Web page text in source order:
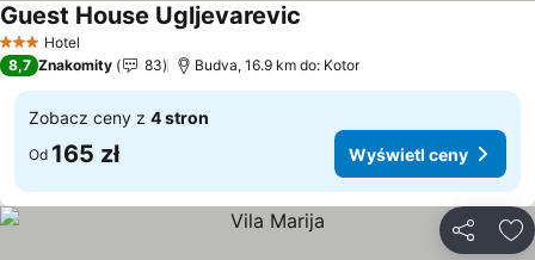
3 Kategoria
Hotel
Guest House Ugljevarevic
8,7 Znakomity 83 Budva, 16.9 km do: Kotor
Zobacz ceny z 4 stron
Od 165 zł Wyświetl ceny